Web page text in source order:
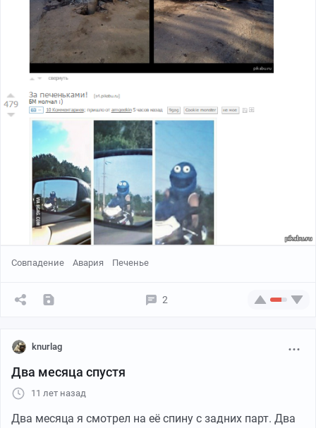
Совпадение Авария Печенье
2
knurlag
Два месяца спустя
11 лет назад
Два месяца я смотрел на её спину с задних парт. Два